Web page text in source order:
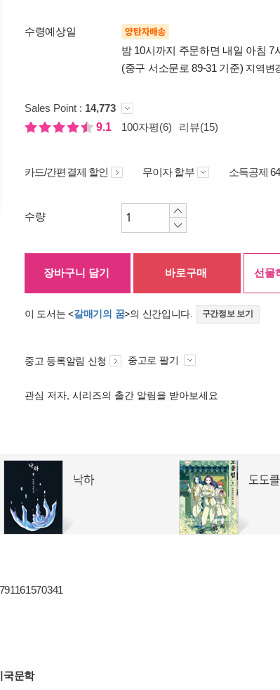
수령예상일 양탄자배송
밤 10시까지 주문하면 내일 아침 7
(중구 서소문로 89-31 기준) 지역변
Sales Point : 14,773
9.1
100자평(6) 리뷰(15)
카드/간편결제 할인 무이자 할부 소득공제
수량
장바구니 담기 바로구매 선물
이 도서는 <갈매기의 꿈>의 신간입니다. 구간정보 보기
중고 등록알림 신청 중고로 팔기
관심 저자, 시리즈의 출간 알림을 받아보세요
국문학